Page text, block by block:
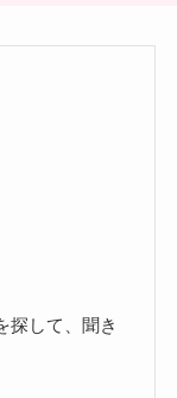
探して、聞き